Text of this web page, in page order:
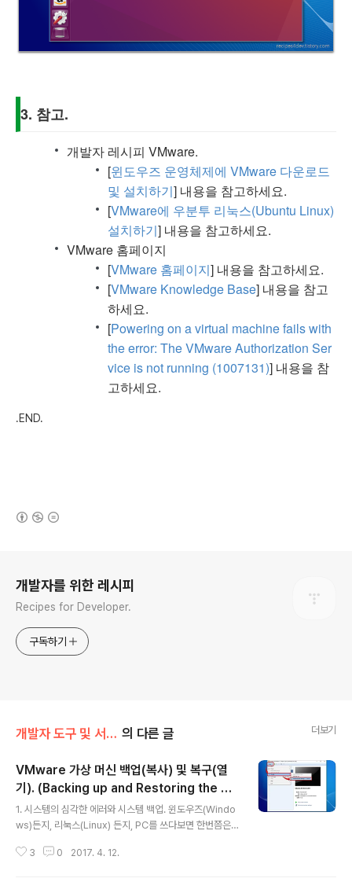
3. 참고.
개발자 레시피 VMware.
[윈도우즈 운영체제에 VMware 다운로드
및 설치하기] 내용을 참고하세요.
[VMware에 우분투 리눅스(Ubuntu Linux)
설치하기] 내용을 참고하세요.
VMware 홈페이지
[VMware 홈페이지] 내용을 참고하세요.
[VMware Knowledge Base] 내용을 참고
하세요.
[Powering on a virtual machine fails with
the error: The VMware Authorization Ser
vice is not running (1007131)] 내용을 참
고하세요.
.END.
개발자를 위한 레시피
Recipes for Developer.
구독하기
개발자 도구 및 서비스/VMware 의 다른 글 더보기
VMware 가상 머신 백업(복사) 및 복구(열
기). (Backing up and Restoring the V
Mware Vritual Machine)
1. 시스템의 심각한 에러와 시스템 백업. 윈도우즈(Windo
ws)든지, 리눅스(Linux) 든지, PC를 쓰다보면 한번쯤은
을 잘 못 설치해서 그럴 수도 있고, 시스템 운영에 필요한
3 0 2017. 4. 12.